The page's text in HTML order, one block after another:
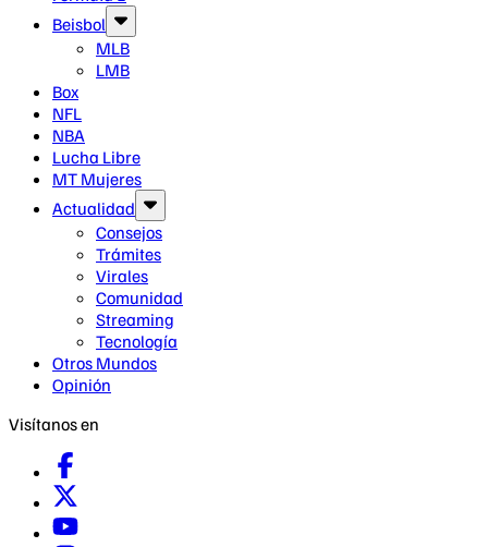
Beisbol
MLB
LMB
Box
NFL
NBA
Lucha Libre
MT Mujeres
Actualidad
Consejos
Trámites
Virales
Comunidad
Streaming
Tecnología
Otros Mundos
Opinión
Visítanos en